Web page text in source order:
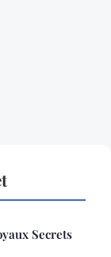
Secrets